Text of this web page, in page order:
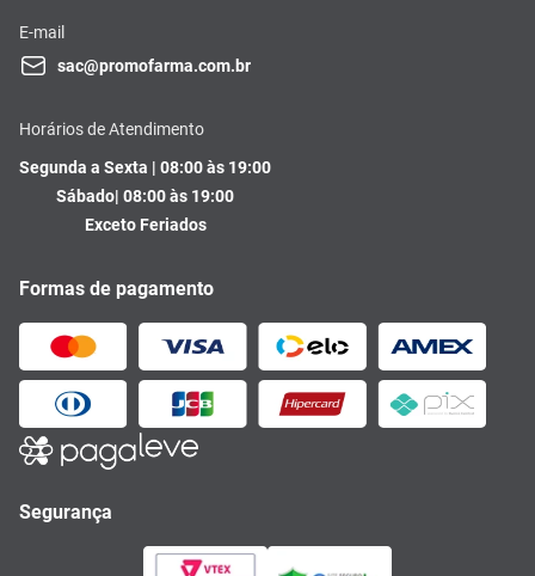
E-mail
sac@promofarma.com.br
Horários de Atendimento
Segunda a Sexta | 08:00 às 19:00
Sábado| 08:00 às 19:00
Exceto Feriados
Formas de pagamento
Segurança